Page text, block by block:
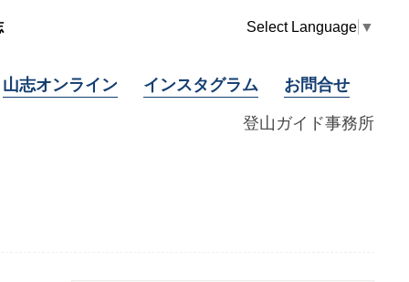
登山ガイド事務所
Select Language ▼
山志オンライン インスタグラム お問合せ